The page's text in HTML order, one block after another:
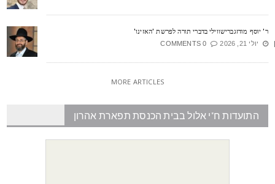
יוסף מודזגברישווילי בדברי תורה לפרשת 'האזינו'
יולי 21, 2026 0 COMMENTS
MORE ARTICLES
התועדות ח"י אלול בבית הכנסת תפארת אהרון